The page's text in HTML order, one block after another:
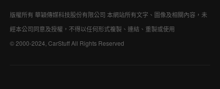
版權所有 華穎傳媒科技股份有限公司 本網站所有文字、圖像及相關內容，未
經本公司同意及授權，不得以任何形式複製、連結、重製或使用
© 2000-2024, CarStuff All Rights Reserved